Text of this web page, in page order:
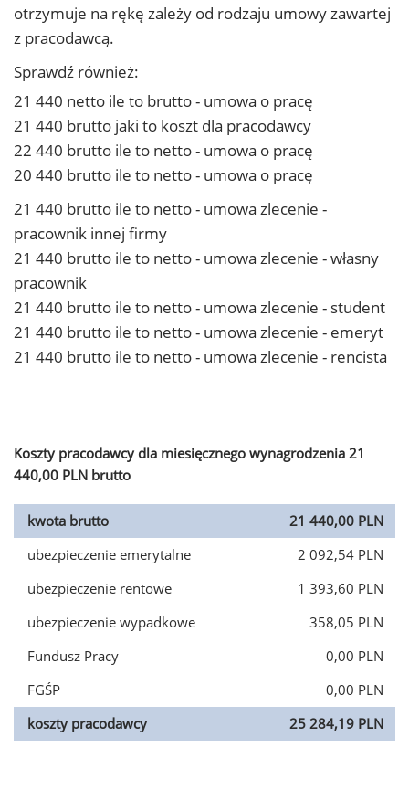
otrzymuje na rękę zależy od rodzaju umowy zawartej
z pracodawcą.
Sprawdź również:
21 440 netto ile to brutto - umowa o pracę
21 440 brutto jaki to koszt dla pracodawcy
22 440 brutto ile to netto - umowa o pracę
20 440 brutto ile to netto - umowa o pracę
21 440 brutto ile to netto - umowa zlecenie -
pracownik innej firmy
21 440 brutto ile to netto - umowa zlecenie - własny
pracownik
21 440 brutto ile to netto - umowa zlecenie - student
21 440 brutto ile to netto - umowa zlecenie - emeryt
21 440 brutto ile to netto - umowa zlecenie - rencista
Koszty pracodawcy dla miesięcznego wynagrodzenia 21
440,00 PLN brutto
kwota brutto
21 440,00 PLN
ubezpieczenie emerytalne
2 092,54 PLN
ubezpieczenie rentowe
1 393,60 PLN
ubezpieczenie wypadkowe
358,05 PLN
Fundusz Pracy
0,00 PLN
FGŚP
0,00 PLN
koszty pracodawcy
25 284,19 PLN